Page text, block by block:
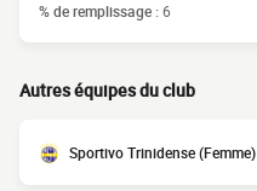
% de remplissage :6
Autres équipes du club
Sportivo Trinidense (Femme)